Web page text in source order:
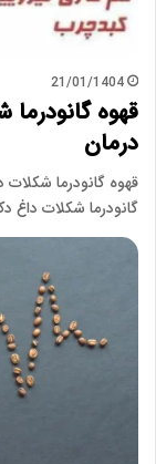
21/01/1404
قهوه گانودرما
درمان
قهوه گانودرما شکلات
گانودرما شکلات داغ